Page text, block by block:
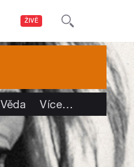
ŽIVĚ
Věda Více…